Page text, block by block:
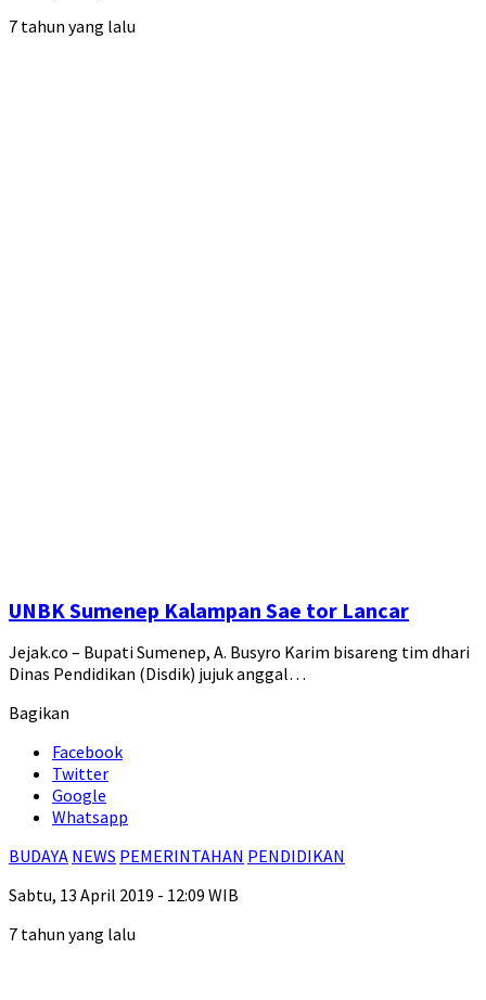
7 tahun yang lalu
UNBK Sumenep Kalampan Sae tor Lancar
Jejak.co – Bupati Sumenep, A. Busyro Karim bisareng tim dhari
Dinas Pendidikan (Disdik) jujuk anggal…
Bagikan
Facebook
Twitter
Google
Whatsapp
BUDAYA NEWS PEMERINTAHAN PENDIDIKAN
Sabtu, 13 April 2019 - 12:09 WIB
7 tahun yang lalu